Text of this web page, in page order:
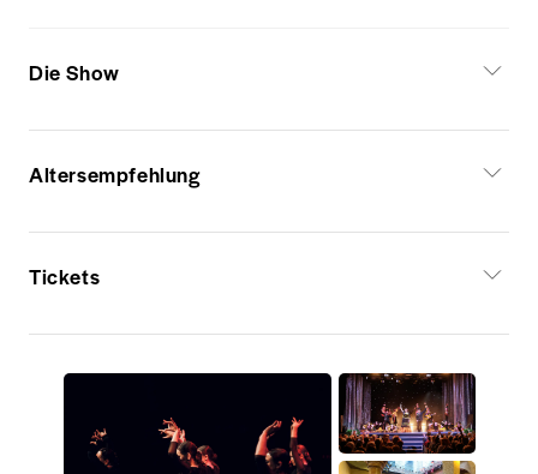
Die Show
Altersempfehlung
Tickets